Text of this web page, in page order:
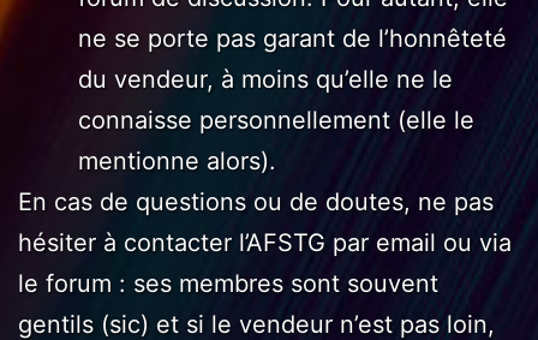
ne se porte pas garant de l’honnêteté
du vendeur, à moins qu’elle ne le
connaisse personnellement (elle le
mentionne alors).
En cas de questions ou de doutes, ne pas
hésiter à contacter l’AFSTG par email ou via
le forum : ses membres sont souvent
gentils (sic) et si le vendeur n’est pas loin,